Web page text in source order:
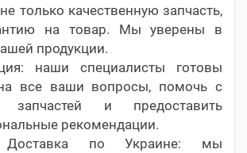
только качественную запчасть,
на товар. Мы уверены в
продукции.
наши специалисты готовы
все ваши вопросы, помочь с
запчастей и предоставить
рекомендации.
Доставка по Украине: мы